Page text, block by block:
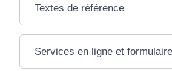
Textes de référence
Services en ligne et